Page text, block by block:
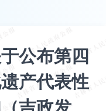
公布第四
产代表性
吉政发